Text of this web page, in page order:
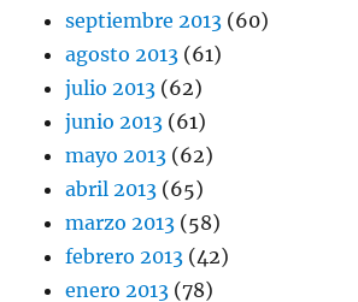
septiembre 2013 (60)
agosto 2013 (61)
julio 2013 (62)
junio 2013 (61)
mayo 2013 (62)
abril 2013 (65)
marzo 2013 (58)
febrero 2013 (42)
enero 2013 (78)